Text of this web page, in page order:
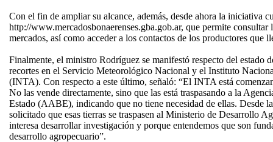
Con el fin de ampliar su alcance, además, desde ahora la iniciativa
http://www.mercadosbonaerenses.gba.gob.ar, que permite
mercados, así como acceder a los contactos de los productores que
Finalmente, el ministro Rodríguez se manifestó respecto del estado
recortes en el Servicio Meteorológico Nacional y el Instituto
(INTA). Con respecto a este último, señaló: “El INTA está
No las vende directamente, sino que las está traspasando a la
Estado (AABE), indicando que no tiene necesidad de ellas. Desde
solicitado que esas tierras se traspasen al Ministerio de Desarrollo
interesa desarrollar investigación y porque entendemos que son
desarrollo agropecuario”.